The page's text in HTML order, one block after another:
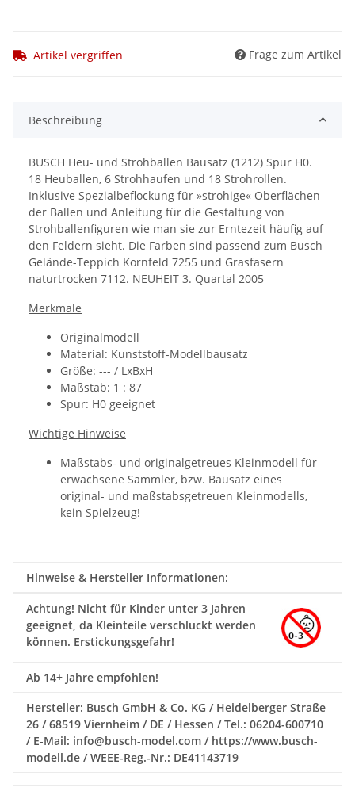
Artikel vergriffen Frage zum Artikel
Beschreibung
BUSCH Heu- und Strohballen Bausatz (1212) Spur H0.
18 Heuballen, 6 Strohhaufen und 18 Strohrollen.
Inklusive Spezialbeflockung für »strohige« Oberflächen
der Ballen und Anleitung für die Gestaltung von
Strohballenfiguren wie man sie zur Erntezeit häufig auf
den Feldern sieht. Die Farben sind passend zum Busch
Gelände-Teppich Kornfeld 7255 und Grasfasern
naturtrocken 7112. NEUHEIT 3. Quartal 2005
Merkmale
Originalmodell
Material: Kunststoff-Modellbausatz
Größe: --- / LxBxH
Maßstab: 1 : 87
Spur: H0 geeignet
Wichtige Hinweise
Maßstabs- und originalgetreues Kleinmodell für
erwachsene Sammler, bzw. Bausatz eines
original- und maßstabsgetreuen Kleinmodells,
kein Spielzeug!
Hinweise & Hersteller Informationen:
Achtung! Nicht für Kinder unter 3 Jahren
geeignet, da Kleinteile verschluckt werden
können. Erstickungsgefahr!
Ab 14+ Jahre empfohlen!
Hersteller: Busch GmbH & Co. KG / Heidelberger Straße
26 / 68519 Viernheim / DE / Hessen / Tel.: 06204-600710
/ E-Mail: info@busch-model.com / https://www.busch-
modell.de / WEEE-Reg.-Nr.: DE41143719